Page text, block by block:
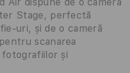
Stage, perfectă
uri, și de o cameră
scanarea
și